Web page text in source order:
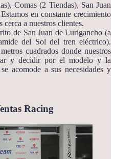
Comas (2 Tiendas), San Juan
en constante crecimiento
cerca a nuestros clientes.
de San Juan de Lurigancho (a
del Sol del tren eléctrico).
cuadrados donde nuestros
y decidir por el modelo y la
acomode a sus necesidades y
Racing